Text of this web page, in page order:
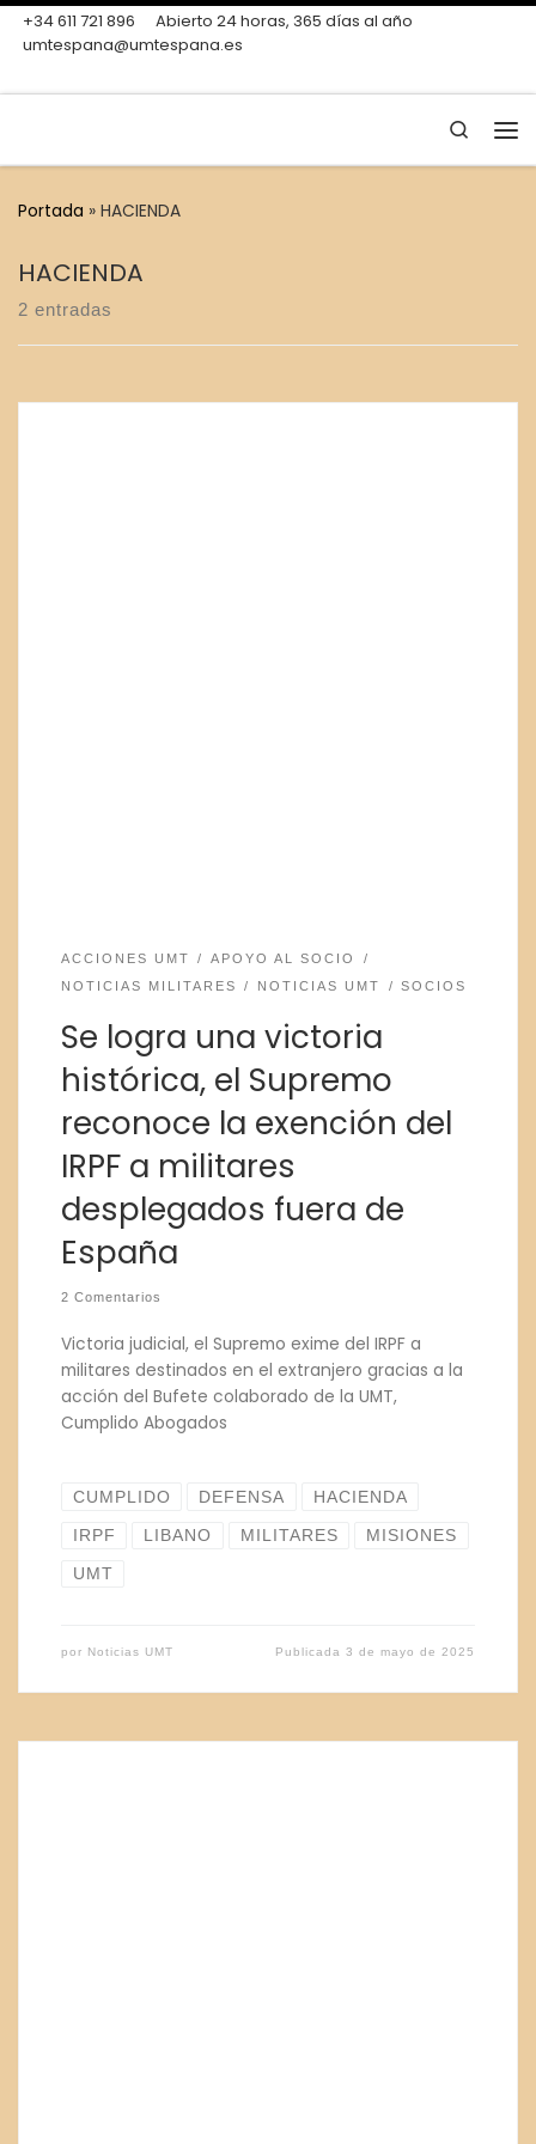
Skip to content
+34 611 721 896
Abierto 24 horas, 365 días al año
umtespana@umtespana.es
Search
Portada » HACIENDA
HACIENDA
2 entradas
ACCIONES UMT
APOYO AL SOCIO
NOTICIAS MILITARES
NOTICIAS UMT SOCIOS
Se logra una victoria
histórica, el Supremo
reconoce la exención del
IRPF a militares
desplegados fuera de
España
2 Comentarios
Victoria judicial, el Supremo exime del IRPF a
militares destinados en el extranjero gracias a la
acción del Bufete colaborado de la UMT,
Cumplido Abogados
CUMPLIDO DEFENSA HACIENDA
IRPF LIBANO MILITARES MISIONES
UMT
por Noticias UMT Publicada3 de mayo de 2025